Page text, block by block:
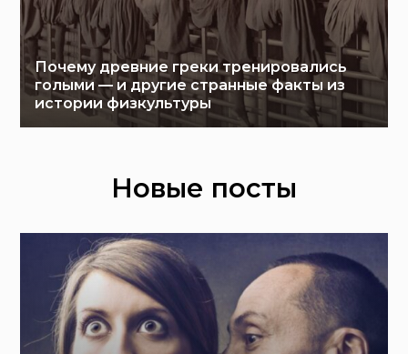
Почему древние греки тренировались
голыми — и другие странные факты из
истории физкультуры
Новые посты